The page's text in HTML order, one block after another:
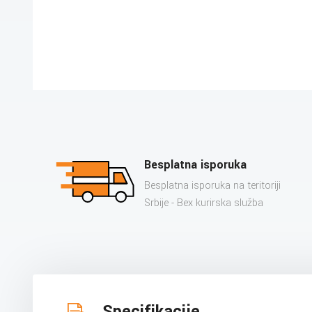
Besplatna isporuka
Besplatna isporuka na teritoriji
Srbije - Bex kurirska služba